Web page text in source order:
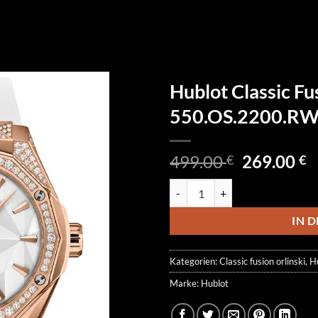
Hublot Classic
499.00€
499.00 €
269.00€
IN
Kategorien:Classic fusion orlinski,
Marke: Hublot